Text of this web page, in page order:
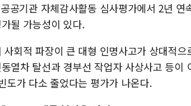
공기관 자체감사활동 심사평가에서 2년
될 가능성이 있다.
사회적 파장이 큰 대형 인명사고가 상대적
열차 탈선과 경부선 작업자 사상사고 등이
도가 다소 줄었다는 평가가 나온다.